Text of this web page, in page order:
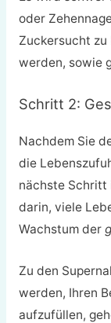
oder
Zuckersucht
werden, sowie
Schritt 2:
Nachdem Sie
die
nächste Schritt
darin, viele
Wachstum der
Zu den
werden, Ihren
aufzufüllen,